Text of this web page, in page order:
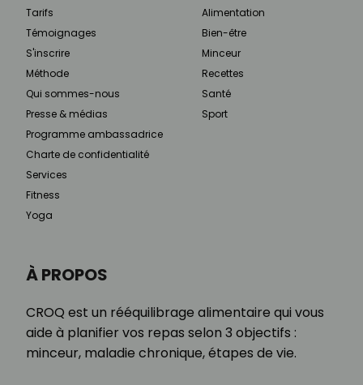
À PROPOS
CROQ est un rééquilibrage alimentaire qui vous
aide à planifier vos repas selon 3 objectifs :
minceur, maladie chronique, étapes de vie.
Tarifs
Témoignages
S'inscrire
Méthode
Qui sommes-nous
Presse & médias
Programme ambassadrice
Charte de confidentialité
Services
Fitness
Yoga
Alimentation
Bien-être
Minceur
Recettes
Santé
Sport